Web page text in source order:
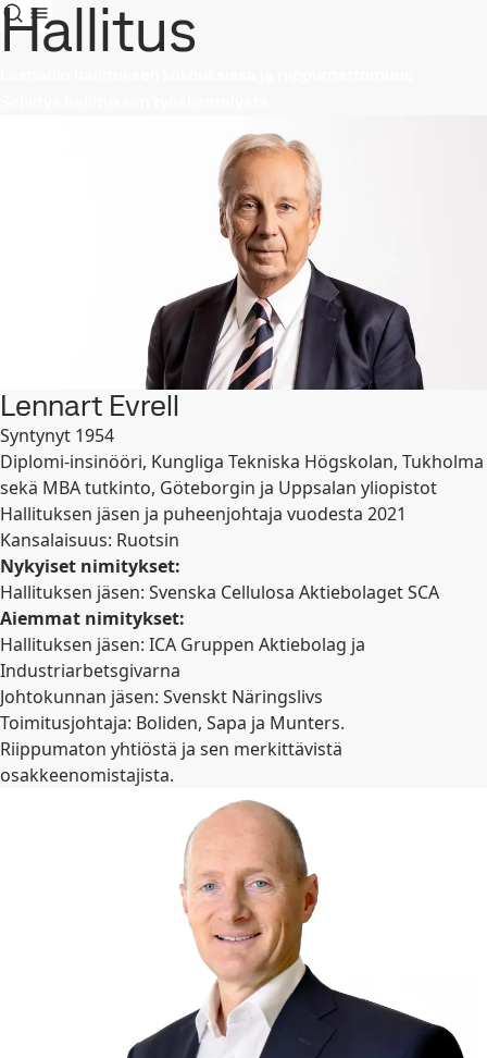
Hallitus
Lennart Evrell
Syntynyt 1954
Diplomi-insinööri, Kungliga Tekniska Högskolan, Tukholma
sekä MBA tutkinto, Göteborgin ja Uppsalan yliopistot
Hallituksen jäsen ja puheenjohtaja vuodesta 2021
Kansalaisuus: Ruotsin
Nykyiset nimitykset:
Hallituksen jäsen: Svenska Cellulosa Aktiebolaget SCA
Aiemmat nimitykset:
Hallituksen jäsen: ICA Gruppen Aktiebolag ja
Industriarbetsgivarna
Johtokunnan jäsen: Svenskt Näringslivs
Toimitusjohtaja: Boliden, Sapa ja Munters.
Riippumaton yhtiöstä ja sen merkittävistä
osakkeenomistajista.